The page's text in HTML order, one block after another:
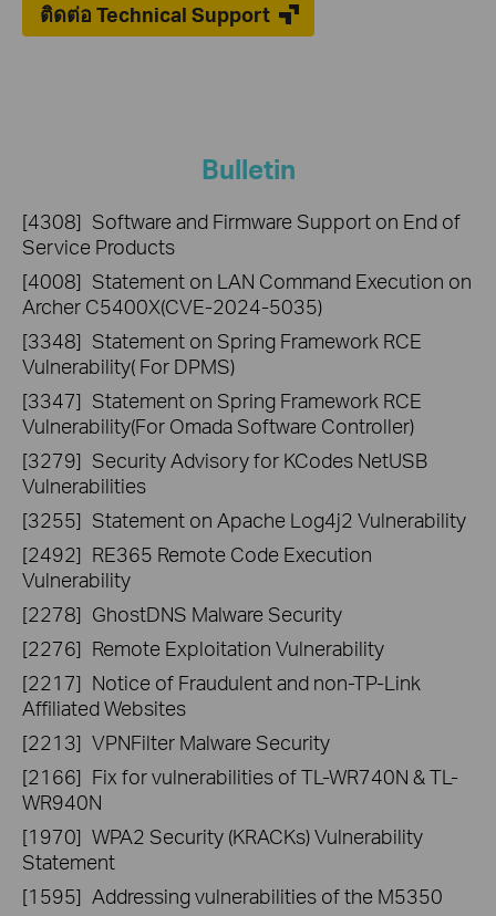
ติดต่อ Technical Support
Bulletin
[4308] Software and Firmware Support on End of
Service Products
[4008] Statement on LAN Command Execution on
Archer C5400X(CVE-2024-5035)
[3348] Statement on Spring Framework RCE
Vulnerability( For DPMS)
[3347] Statement on Spring Framework RCE
Vulnerability(For Omada Software Controller)
[3279] Security Advisory for KCodes NetUSB
Vulnerabilities
[3255] Statement on Apache Log4j2 Vulnerability
[2492] RE365 Remote Code Execution
Vulnerability
[2278] GhostDNS Malware Security
[2276] Remote Exploitation Vulnerability
[2217] Notice of Fraudulent and non-TP-Link
Affiliated Websites
[2213] VPNFilter Malware Security
[2166] Fix for vulnerabilities of TL-WR740N & TL-
WR940N
[1970] WPA2 Security (KRACKs) Vulnerability
Statement
[1595] Addressing vulnerabilities of the M5350